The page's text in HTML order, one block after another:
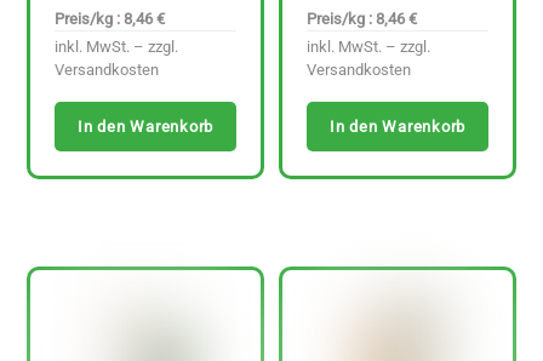
Preis/kg : 8,46 €
inkl. MwSt. – zzgl.
Versandkosten
In den Warenkorb
Preis/kg : 8,46 €
inkl. MwSt. – zzgl.
Versandkosten
In den Warenkorb